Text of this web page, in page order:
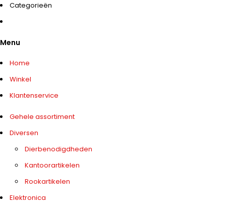
Categorieën
Menu
Home
Winkel
Klantenservice
Gehele assortiment
Diversen
Dierbenodigdheden
Kantoorartikelen
Rookartikelen
Elektronica